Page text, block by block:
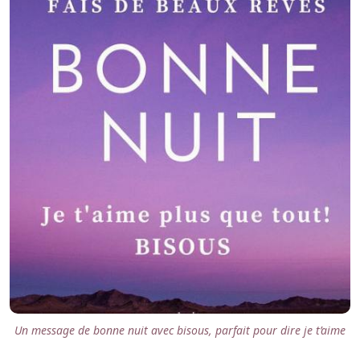
Un message de bonne nuit avec bisous, parfait pour dire je t’aime